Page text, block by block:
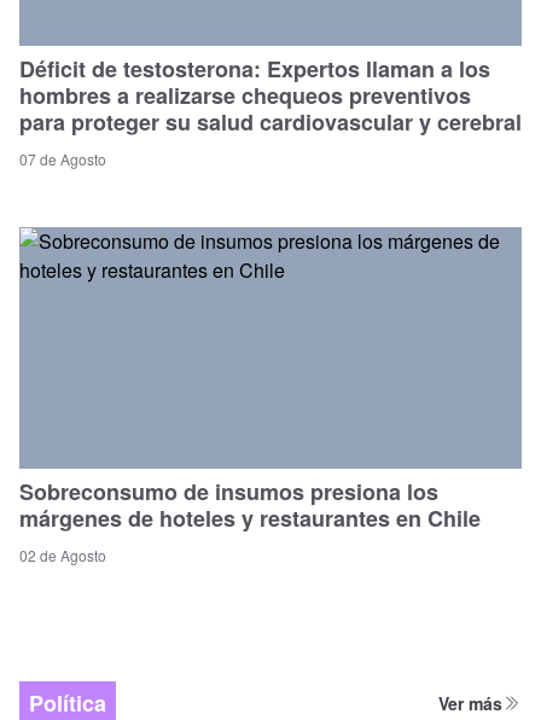
Déficit de testosterona: Expertos llaman a los
hombres a realizarse chequeos preventivos
para proteger su salud cardiovascular y cerebral
07 de Agosto
Sobreconsumo de insumos presiona los
márgenes de hoteles y restaurantes en Chile
02 de Agosto
Política Ver más